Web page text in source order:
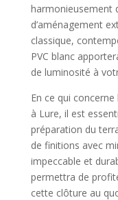
harmonieusement
d’aménagement
classique,
PVC blanc
de luminosité à
En ce qui concerne
à Lure, il est
préparation du
de finitions avec
impeccable et
permettra de
cette clôture au